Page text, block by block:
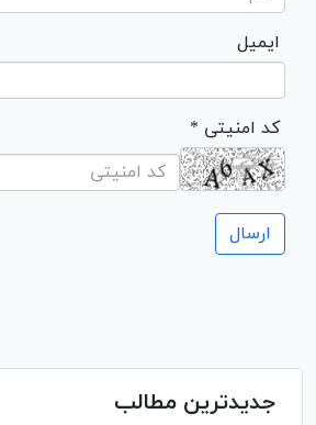
ایمیل
* کد امنیتی
جدیدترین مطالب